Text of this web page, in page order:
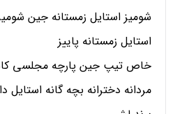
شومیز استایل زمستانه جین
استایل زمستانه پاییز
خاص تیپ جین پارچه مجلسی
مردانه دخترانه بچه گانه استایل